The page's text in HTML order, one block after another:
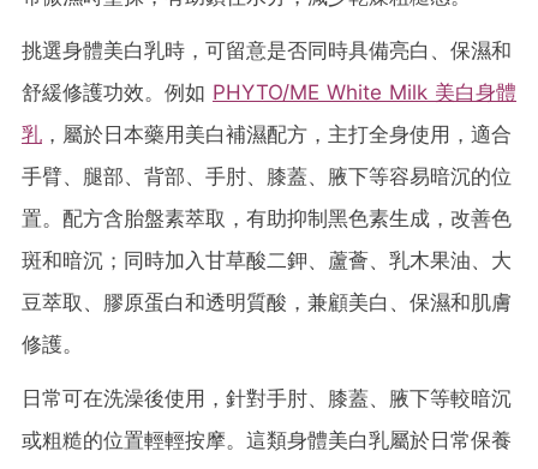
挑選身體美白乳時，可留意是否同時具備亮白、保濕和
舒緩修護功效。例如 PHYTO/ME White Milk 美白身體
乳 ，屬於日本藥用美白補濕配方，主打全身使用，適合
手臂、腿部、背部、手肘、膝蓋、腋下等容易暗沉的位
置。配方含胎盤素萃取，有助抑制黑色素生成，改善色
斑和暗沉；同時加入甘草酸二鉀、蘆薈、乳木果油、大
豆萃取、膠原蛋白和透明質酸，兼顧美白、保濕和肌膚
修護。
日常可在洗澡後使用，針對手肘、膝蓋、腋下等較暗沉
或粗糙的位置輕輕按摩。這類身體美白乳屬於日常保養